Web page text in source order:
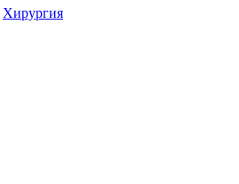
Хирургия